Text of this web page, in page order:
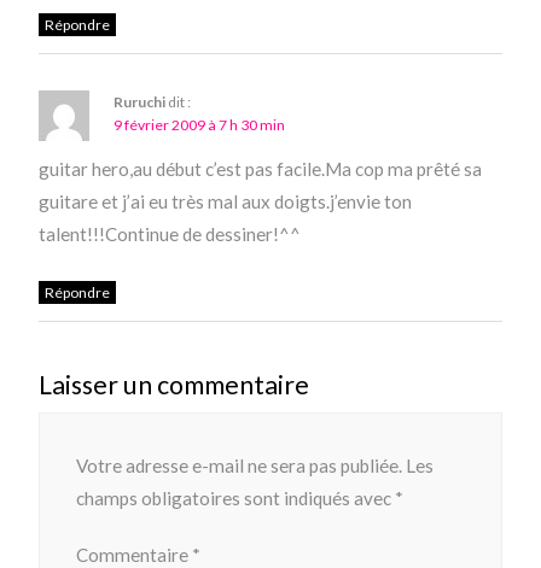
Répondre
Ruruchi dit :
9 février 2009 à 7 h 30 min
guitar hero,au début c’est pas facile.Ma cop ma prêté sa
guitare et j’ai eu très mal aux doigts.j’envie ton
talent!!!Continue de dessiner!^^
Répondre
Laisser un commentaire
Votre adresse e-mail ne sera pas publiée. Les
champs obligatoires sont indiqués avec *
Commentaire *